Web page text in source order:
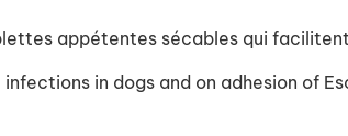
appétentes sécables qui
in dogs and on adhesion of